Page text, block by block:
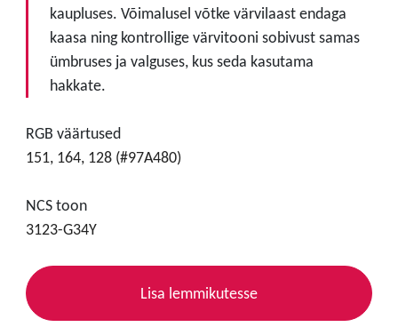
kaupluses. Võimalusel võtke värvilaast endaga
kaasa ning kontrollige värvitooni sobivust samas
ümbruses ja valguses, kus seda kasutama
hakkate.
RGB väärtused
151, 164, 128 (#97A480)
NCS toon
3123-G34Y
Lisa lemmikutesse